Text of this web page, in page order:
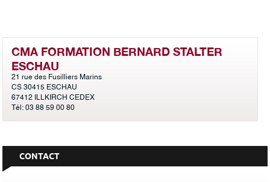
CMA FORMATION BERNARD STALTER
ESCHAU
21 rue des Fusilliers Marins
CS 30415 ESCHAU
67412 ILLKIRCH CEDEX
Tél: 03 88 59 00 80
CONTACT